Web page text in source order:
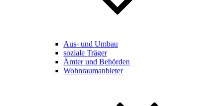
Aus- und Umbau
soziale Träger
Ämter und Behörden
Wohnraumanbieter